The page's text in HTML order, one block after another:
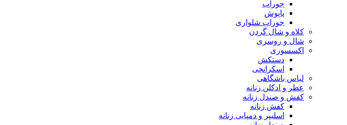
جوراب
پاپوش
جوراب شلواری
کلاه و شال گردن
شال و روسری
اکسسوری
دستکش
اسکرانچی
لباس باشگاهی
عطر و ادکلن زنانه
کفش و صندل زنانه
کفش زنانه
اسلیپر و دمپایی زنانه